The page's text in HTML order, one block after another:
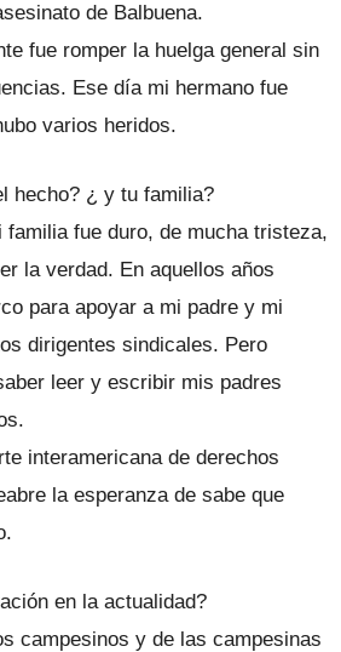
de Balbuena.
fue romper la huelga general sin
Ese día mi hermano fue
varios heridos.
hecho? ¿ y tu familia?
familia fue duro, de mucha tristeza,
la verdad. En aquellos años
para apoyar a mi padre y mi
dirigentes sindicales. Pero
leer y escribir mis padres
interamericana de derechos
la esperanza de sabe que
en la actualidad?
campesinos y de las campesinas